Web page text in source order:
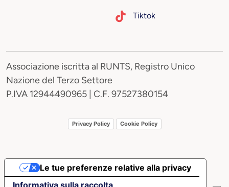
Tiktok
Associazione iscritta al RUNTS, Registro Unico
Nazione del Terzo Settore
P.IVA 12944490965 | C.F. 97527380154
Privacy Policy Cookie Policy
Informativa sulla raccolta
Le tue preferenze relative alla privacy